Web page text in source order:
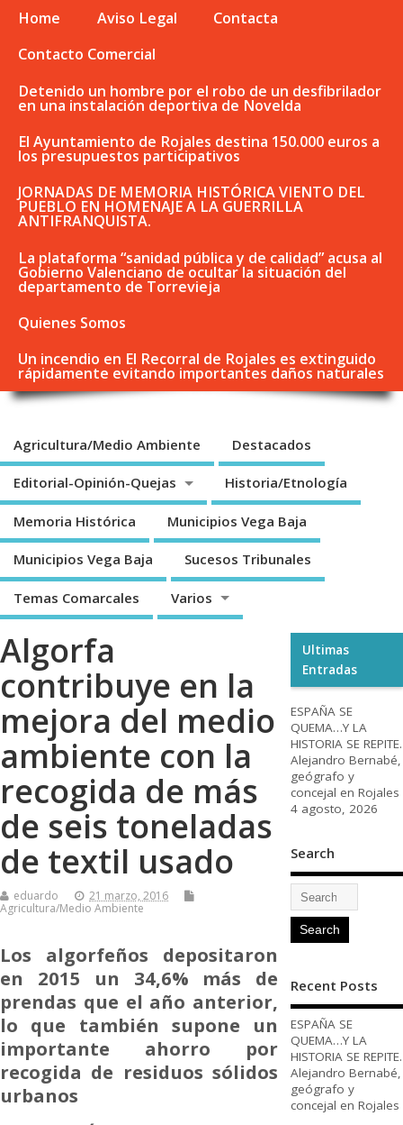
Home Aviso Legal
Contacta
Contacto Comercial
Detenido un hombre por el robo de un desfibrilador
en una instalación deportiva de Novelda
El Ayuntamiento de Rojales destina 150.000 euros a
los presupuestos participativos
JORNADAS DE MEMORIA HISTÓRICA VIENTO DEL
PUEBLO EN HOMENAJE A LA GUERRILLA
ANTIFRANQUISTA.
La plataforma “sanidad pública y de calidad” acusa al
Gobierno Valenciano de ocultar la situación del
departamento de Torrevieja
Quienes Somos
Un incendio en El Recorral de Rojales es extinguido
rápidamente evitando importantes daños naturales
Agricultura/Medio Ambiente Destacados
Editorial-Opinión-Quejas Historia/Etnología
Memoria Histórica Municipios Vega Baja
Municipios Vega Baja Sucesos Tribunales
Temas Comarcales Varios
Algorfa
contribuye en la
mejora del medio
ambiente con la
recogida de más
de seis toneladas
de textil usado
eduardo
21 marzo, 2016
Agricultura/Medio Ambiente
Los algorfeños depositaron
en 2015 un 34,6% más de
prendas que el año anterior,
lo que también supone un
importante ahorro por
recogida de residuos sólidos
urbanos
Ultimas
Entradas
ESPAÑA SE
QUEMA…Y LA
HISTORIA SE REPITE.
Alejandro Bernabé,
geógrafo y
concejal en Rojales
4 agosto, 2026
Search
Recent Posts
ESPAÑA SE
QUEMA…Y LA
HISTORIA SE REPITE.
Alejandro Bernabé,
geógrafo y
concejal en Rojales